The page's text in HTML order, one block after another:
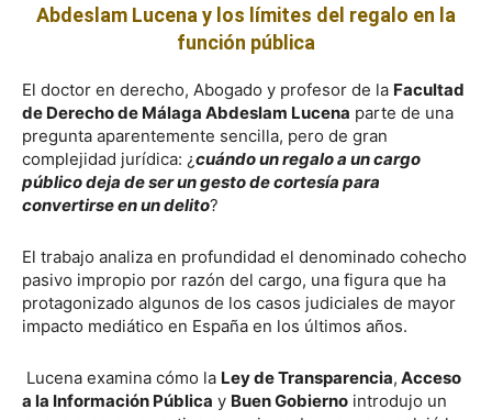
Abdeslam Lucena y los límites del regalo en la
función pública
El doctor en derecho, Abogado y profesor de la Facultad
de Derecho de Málaga Abdeslam Lucena parte de una
pregunta aparentemente sencilla, pero de gran
complejidad jurídica: ¿cuándo un regalo a un cargo
público deja de ser un gesto de cortesía para
convertirse en un delito?
El trabajo analiza en profundidad el denominado cohecho
pasivo impropio por razón del cargo, una figura que ha
protagonizado algunos de los casos judiciales de mayor
impacto mediático en España en los últimos años.
Lucena examina cómo la Ley de Transparencia, Acceso
a la Información Pública y Buen Gobierno introdujo un